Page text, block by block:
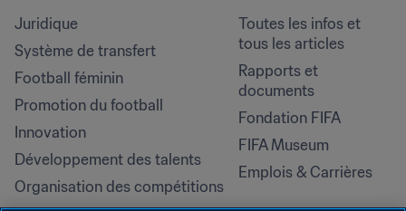
Juridique
Système de transfert
Football féminin
Promotion du football
Innovation
Développement des talents
Organisation des compétitions
Toutes les infos et
tous les articles
Rapports et
documents
Fondation FIFA
FIFA Museum
Emplois & Carrières